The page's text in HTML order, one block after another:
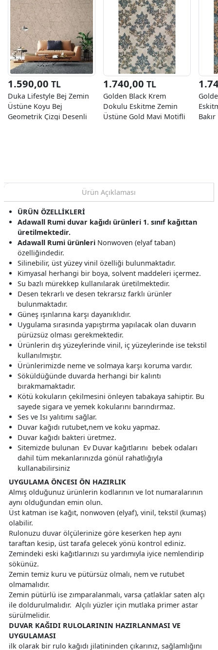
1.590,00 TL
Duka Lifestyle Bej Zemin
Üstüne Koyu Bej
Geometrik Çizgi Desenli
1.740,00 TL
Golden Black Krem
Dokulu Eskitme Zemin
Üstüne Gold Mavi Motifli
Ürün Açıklaması
ÜRÜN ÖZELLİKLERİ
Adawall Rumi duvar kağıdı ürünleri 1. sınıf kağıttan
üretilmektedir.
Adawall Rumi ürünleri Nonwoven (elyaf taban)
özelliğindedir.
Silinebilir, üst yüzey vinil özelliği bulunmaktadır.
Kimyasal herhangi bir boya, solvent maddeleri içermez.
Su bazlı mürekkep kullanılarak üretilmektedir.
Desen tekrarlı ve desen tekrarsız farklı ürünler
bulunmaktadır.
Güneş ışınlarına karşı dayanıklıdır.
Uygulama sırasında yapıştırma yapılacak olan duvarın
pürüzsüz olması gerekmektedir.
Ürünlerin dış yüzeylerinde vinil, iç yüzeylerinde ise tekstil
kullanılmıştır.
Ürünlerimizde neme ve solmaya karşı koruma vardır.
Söküldüğünde duvarda herhangi bir kalıntı
bırakmamaktadır.
Kötü kokuların çekilmesini önleyen tabakaya sahiptir. Bu
sayede sigara ve yemek kokularını barındırmaz.
Ses ve Isı yalıtımı sağlar.
Duvar kağıdı rutubet,nem ve koku yapmaz.
Duvar kağıdı bakteri üretmez.
Sitemizde bulunan Ev Duvar kağıtlarını bebek odaları
dahil tüm mekanlarınızda gönül rahatlığıyla
kullanabilirsiniz
UYGULAMA ÖNCESI ÖN HAZIRLIK
Almış olduğunuz ürünlerin kodlarının ve lot numaralarının
aynı olduğundan emin olun.
Üst katman ise kağıt, nonwoven (elyaf), vinil, tekstil (kumaş)
olabilir.
Rulonuzu duvar ölçülerinize göre keserken hep aynı
taraftan kesip, üst tarafa gelecek yönü kontrol ediniz.
Zemindeki eski kağıtlarınızı su yardımıyla iyice nemlendirip
sökünüz.
Zemin temiz kuru ve pütürsüz olmalı, nem ve rutubet
olmamalıdır.
Zemin pütürlü ise zımparalanmalı, varsa çatlaklar saten alçı
ile doldurulmalıdır. Alçılı yüzler için mutlaka primer astar
sürülmelidir.
DUVAR KAĞIDI RULOLARININ HAZIRLANMASI VE
UYGULAMASI
ilk olarak bir rulo kağıdı jilatininden çıkarınız, sağlamlığını